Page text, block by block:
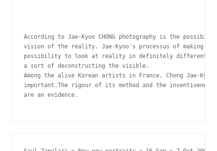
According to Jae-Kyoo CHONG photography is the
vision of the reality. Jae-Kyoo's processus of making
possibility to look at reality in definitely different
a sort of deconstructing the visible.
Among the alive Korean artists in France, Chong Jae-
important.The rigour of its method and the
are an evidence.